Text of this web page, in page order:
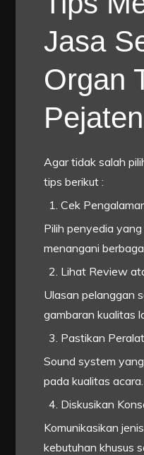
Jasa
Organ
Agar tidak salah
tips berikut :
Cek
Pilih penyedia
menangani
Lihat Review
Ulasan pelanggan
gambaran kualitas
Pastikan
Sound system
pada kualitas acara.
Diskusikan
Komunikasikan
kebutuhan khusus